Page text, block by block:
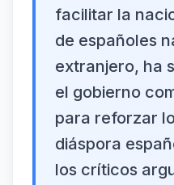
facilitar la
de españoles
extranjero, ha
el gobierno
para reforzar
diáspora
los críticos